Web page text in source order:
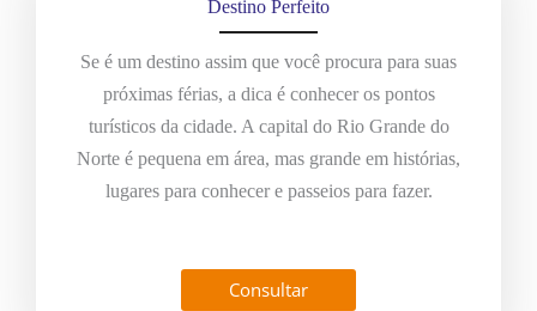
Destino Perfeito
Se é um destino assim que você procura para suas
próximas férias, a dica é conhecer os pontos
turísticos da cidade. A capital do Rio Grande do
Norte é pequena em área, mas grande em histórias,
lugares para conhecer e passeios para fazer.
Consultar